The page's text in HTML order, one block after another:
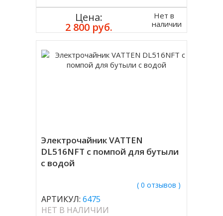
Цена:
2 800 руб.
Нет в
наличии
Электрочайник VATTEN
DL516NFT с помпой для бутыли
с водой
( 0 отзывов )
АРТИКУЛ: 6475
НЕТ В НАЛИЧИИ